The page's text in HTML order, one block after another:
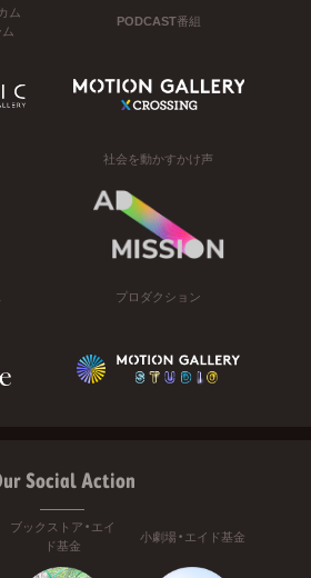
ム
PODCAST番組
社会を動かすかけ声
プロダクション
Social Action
ブックストア・エイ
ド基金
小劇場・エイド基金